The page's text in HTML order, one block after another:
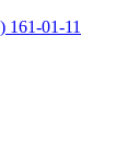
161-01-11